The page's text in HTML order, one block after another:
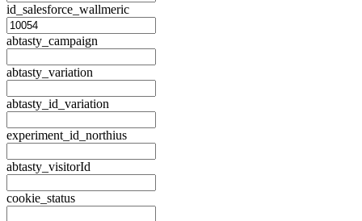
id_salesforce_wallmeric
abtasty_campaign
abtasty_variation
abtasty_id_variation
experiment_id_northius
abtasty_visitorId
cookie_status